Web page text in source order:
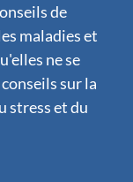
de
maladies et
ne se
sur la
stress et du